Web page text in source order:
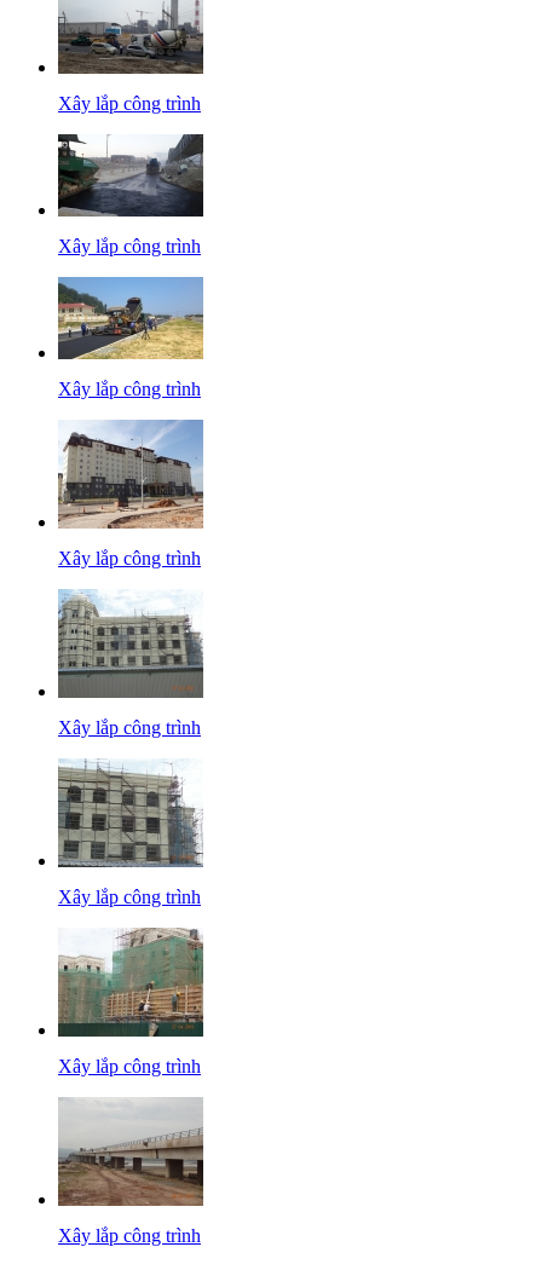
Xây lắp công trình
Xây lắp công trình
Xây lắp công trình
Xây lắp công trình
Xây lắp công trình
Xây lắp công trình
Xây lắp công trình
Xây lắp công trình